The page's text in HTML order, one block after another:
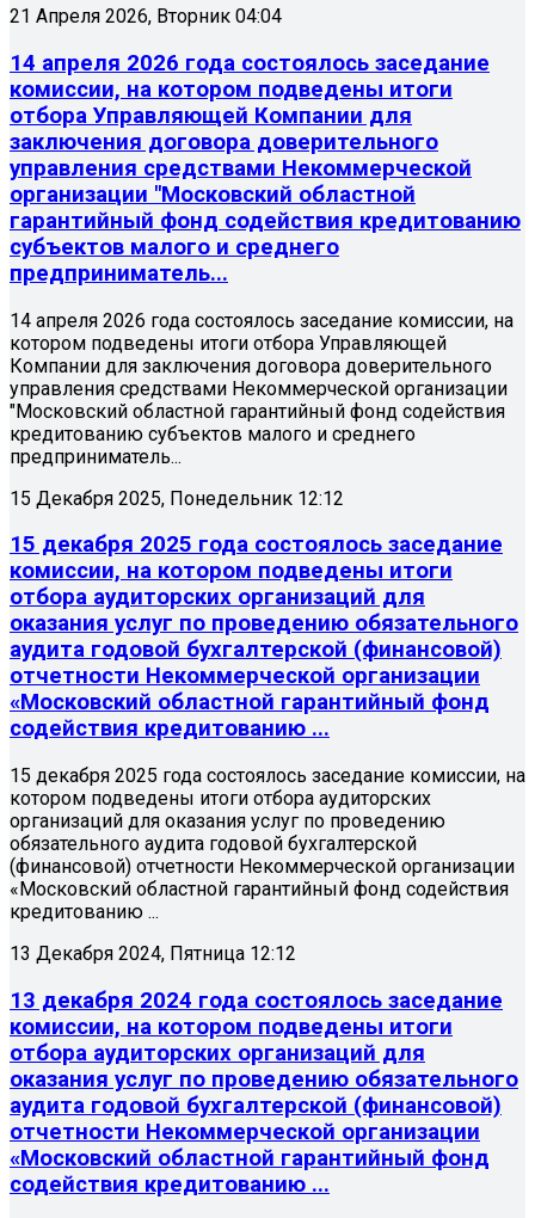
21 Апреля 2026, Вторник 04:04
14 апреля 2026 года состоялось заседание
комиссии, на котором подведены итоги
отбора Управляющей Компании для
заключения договора доверительного
управления средствами Некоммерческой
организации "Московский областной
гарантийный фонд содействия кредитованию
субъектов малого и среднего
предприниматель...
14 апреля 2026 года состоялось заседание комиссии, на
котором подведены итоги отбора Управляющей
Компании для заключения договора доверительного
управления средствами Некоммерческой организации
"Московский областной гарантийный фонд содействия
кредитованию субъектов малого и среднего
предприниматель...
15 Декабря 2025, Понедельник 12:12
15 декабря 2025 года состоялось заседание
комиссии, на котором подведены итоги
отбора аудиторских организаций для
оказания услуг по проведению обязательного
аудита годовой бухгалтерской (финансовой)
отчетности Некоммерческой организации
«Московский областной гарантийный фонд
содействия кредитованию ...
15 декабря 2025 года состоялось заседание комиссии, на
котором подведены итоги отбора аудиторских
организаций для оказания услуг по проведению
обязательного аудита годовой бухгалтерской
(финансовой) отчетности Некоммерческой организации
«Московский областной гарантийный фонд содействия
кредитованию ...
13 Декабря 2024, Пятница 12:12
13 декабря 2024 года состоялось заседание
комиссии, на котором подведены итоги
отбора аудиторских организаций для
оказания услуг по проведению обязательного
аудита годовой бухгалтерской (финансовой)
отчетности Некоммерческой организации
«Московский областной гарантийный фонд
содействия кредитованию ...